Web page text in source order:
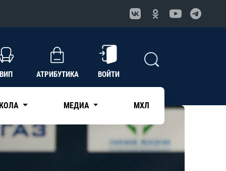
ВИП АТРИБУТИКА ВОЙТИ
МЕДИА МХЛ